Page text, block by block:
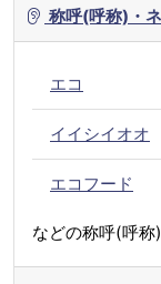
称呼(呼称)・
エコ
イイシイオオ
エコフード
などの称呼(呼称